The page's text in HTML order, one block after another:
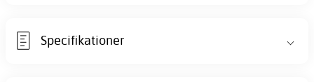
Specifikationer